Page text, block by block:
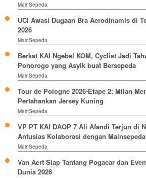
MainSepeda
UCI Awasi Dugaan Bra Aerodinamis di
2026
MainSepeda
Berkat KAI Ngebel KOM, Cyclist Jadi
Ponorogo yang Asyik buat Bersepeda
MainSepeda
Tour de Pologne 2026-Etape 2: Milan
Pertahankan Jersey Kuning
MainSepeda
VP PT KAI DAOP 7 Ali Afandi Terjun di
Antusias Kolaborasi dengan
MainSepeda
Van Aert Siap Tantang Pogacar dan
Dunia 2026